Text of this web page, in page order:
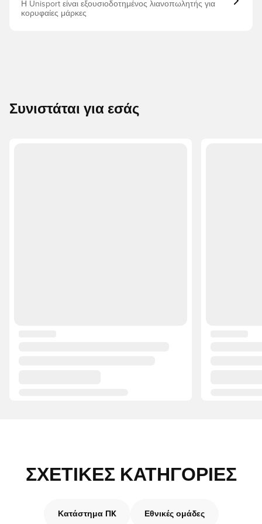
Η Unisport είναι εξουσιοδοτημένος λιανοπωλητής για
κορυφαίες μάρκες
Συνιστάται για εσάς
ΣΧΕΤΙΚΈΣ ΚΑΤΗΓΟΡΊΕΣ
Κατάστημα ΠK Εθνικές ομάδες